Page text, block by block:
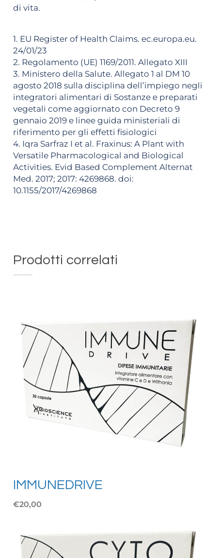
di vita.
1. EU Register of Health Claims. ec.europa.eu.
24/01/23
2. Regolamento (UE) 1169/2011. Allegato XIII
3. Ministero della Salute. Allegato 1 al DM 10
agosto 2018 sulla disciplina dell’impiego negli
integratori alimentari di Sostanze e preparati
vegetali come aggiornato con Decreto 9
gennaio 2019 e linee guida ministeriali di
riferimento per gli effetti fisiologici
4. Iqra Sarfraz I et al. Fraxinus: A Plant with
Versatile Pharmacological and Biological
Activities. Evid Based Complement Alternat
Med. 2017; 2017: 4269868. doi:
10.1155/2017/4269868
Prodotti correlati
IMMUNEDRIVE
€20,00